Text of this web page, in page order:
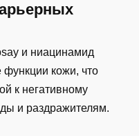
и ниацинамид
функции кожи, что
к негативному
и раздражителям.